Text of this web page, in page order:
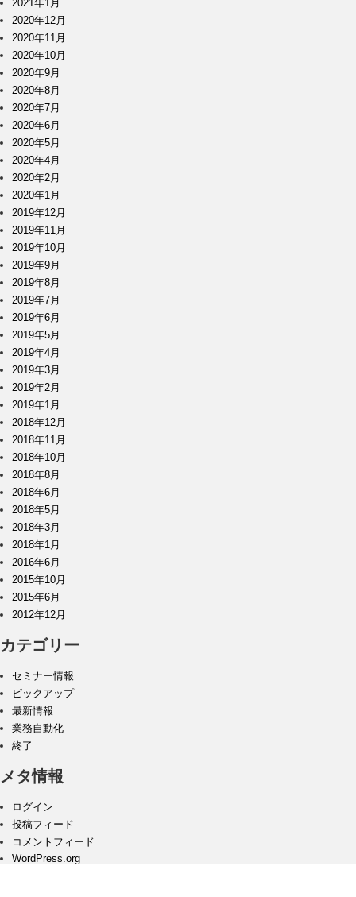
2021年1月
2020年12月
2020年11月
2020年10月
2020年9月
2020年8月
2020年7月
2020年6月
2020年5月
2020年4月
2020年2月
2020年1月
2019年12月
2019年11月
2019年10月
2019年9月
2019年8月
2019年7月
2019年6月
2019年5月
2019年4月
2019年3月
2019年2月
2019年1月
2018年12月
2018年11月
2018年10月
2018年8月
2018年6月
2018年5月
2018年3月
2018年1月
2016年6月
2015年10月
2015年6月
2012年12月
カテゴリー
セミナー情報
ピックアップ
最新情報
業務自動化
終了
メタ情報
ログイン
投稿フィード
コメントフィード
WordPress.org